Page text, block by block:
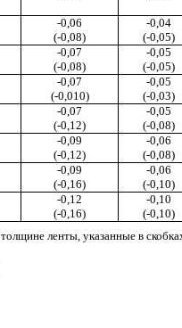
-0,06 -0,04
(-0,08) (-0,05)
-0,07 -0,05
(-0,08)
(-0,05)
-0,07 -0,05
(-0,010) (-0,03)
-0 ,07 -0,05
(-0 12) (-0,08)
-0 ,09 -0,06
(-0 12) (-0,08)
-0 ,09 -0,06
(-0 16) (-0,10)
-0 12 -0,10
(-0 16) (-0,10)
толщинеленты, указанные вскобка